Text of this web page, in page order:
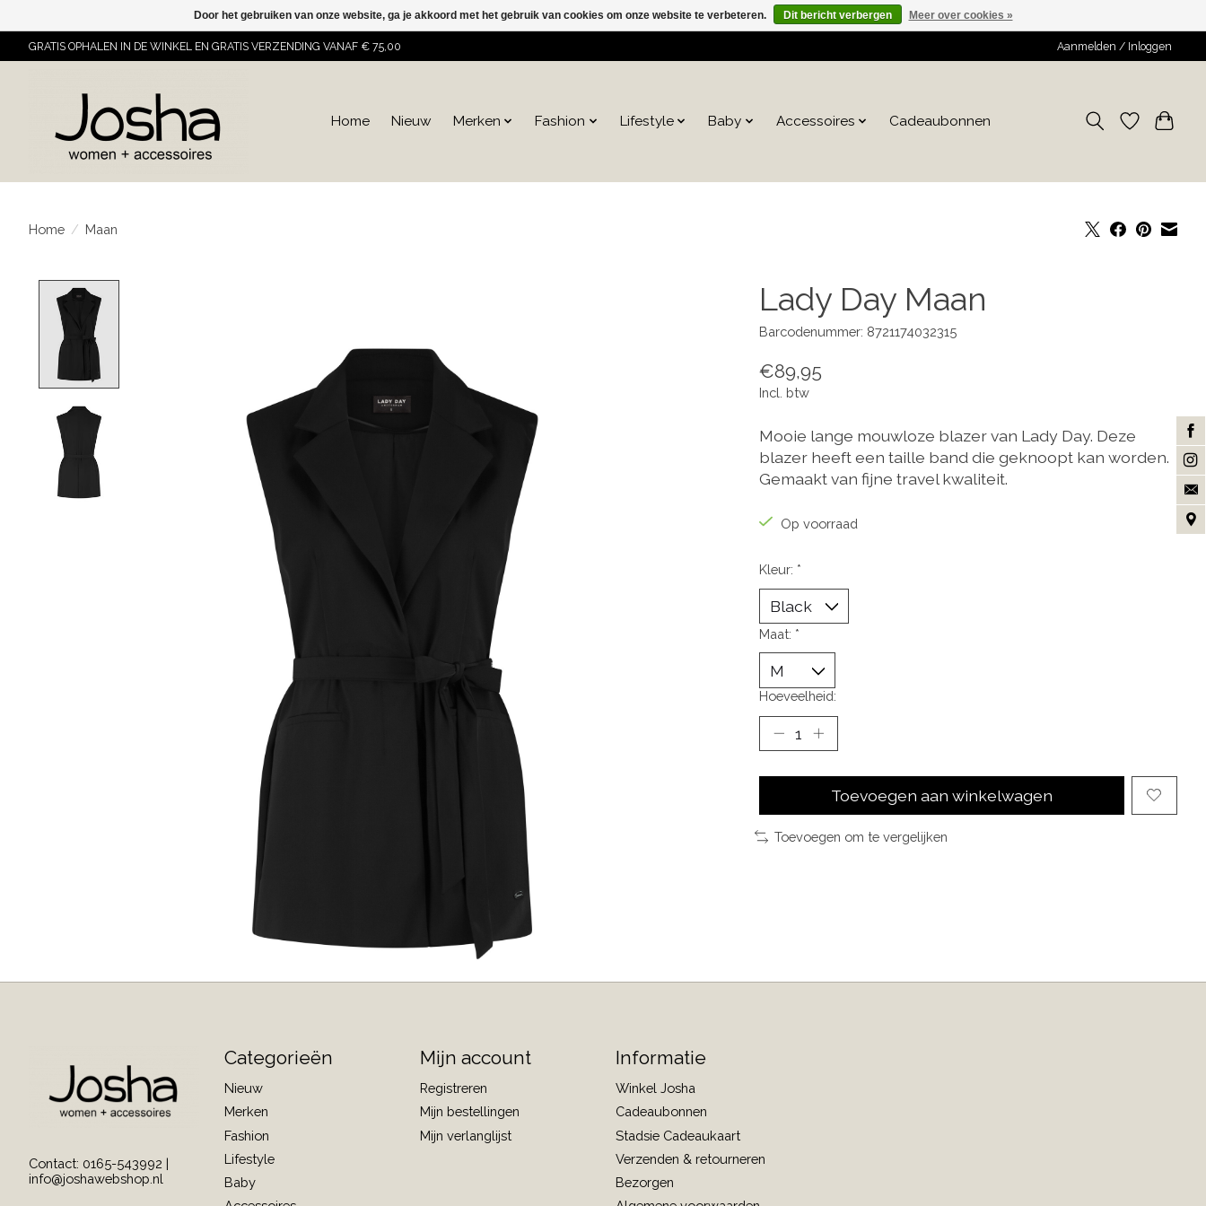
GRATIS OPHALEN IN DE WINKEL EN GRATIS VERZENDING VANAF € 75,00 Aanmelden / Inloggen
Home Nieuw Merken Fashion Lifestyle Baby Accessoires Cadeaubonnen
Home / Maan
Lady Day Maan
Barcodenummer: 8721174032315
€89,95
Incl. btw
Mooie lange mouwloze blazer van Lady Day. Deze
blazer heeft een taille band die geknoopt kan worden.
Gemaakt van fijne travel kwaliteit.
Op voorraad
Kleur: *
Maat: *
Hoeveelheid:
Toevoegen aan winkelwagen
Toevoegen om te vergelijken
Contact: 0165-543992 |
info@joshawebshop.nl
Categorieën
Nieuw
Merken
Fashion
Lifestyle
Baby
Mijn account
Registreren
Mijn bestellingen
Mijn verlanglijst
Informatie
Winkel Josha
Cadeaubonnen
Stadsie Cadeaukaart
Verzenden & retourneren
Bezorgen
Door het gebruiken van onze website, ga je akkoord met het gebruik van cookies om onze website te verbeteren. Dit bericht verbergen Meer over cookies »